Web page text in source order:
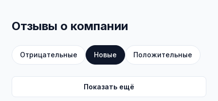
Отзывы о компании
Отрицательные Новые Положительные
Показать ещё